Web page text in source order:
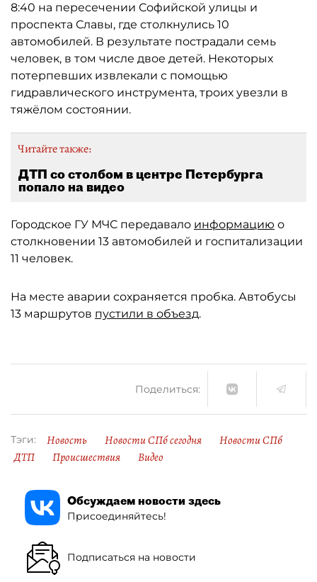
8:40 на пересечении Софийской улицы и
проспекта Славы, где столкнулись 10
автомобилей. В результате пострадали семь
человек, в том числе двое детей. Некоторых
потерпевших извлекали с помощью
гидравлического инструмента, троих увезли в
тяжёлом состоянии.
Читайте также:
ДТП со столбом в центре Петербурга
попало на видео
Городское ГУ МЧС передавало информацию о
столкновении 13 автомобилей и госпитализации
11 человек.
На месте аварии сохраняется пробка. Автобусы
13 маршрутов пустили в объезд.
Поделиться:
Тэги: Новость Новости СПб сегодня
Новости СПб
ДТП
Происшествия Видео
Обсуждаем новости здесь
Присоединяйтесь!
Подписаться на новости